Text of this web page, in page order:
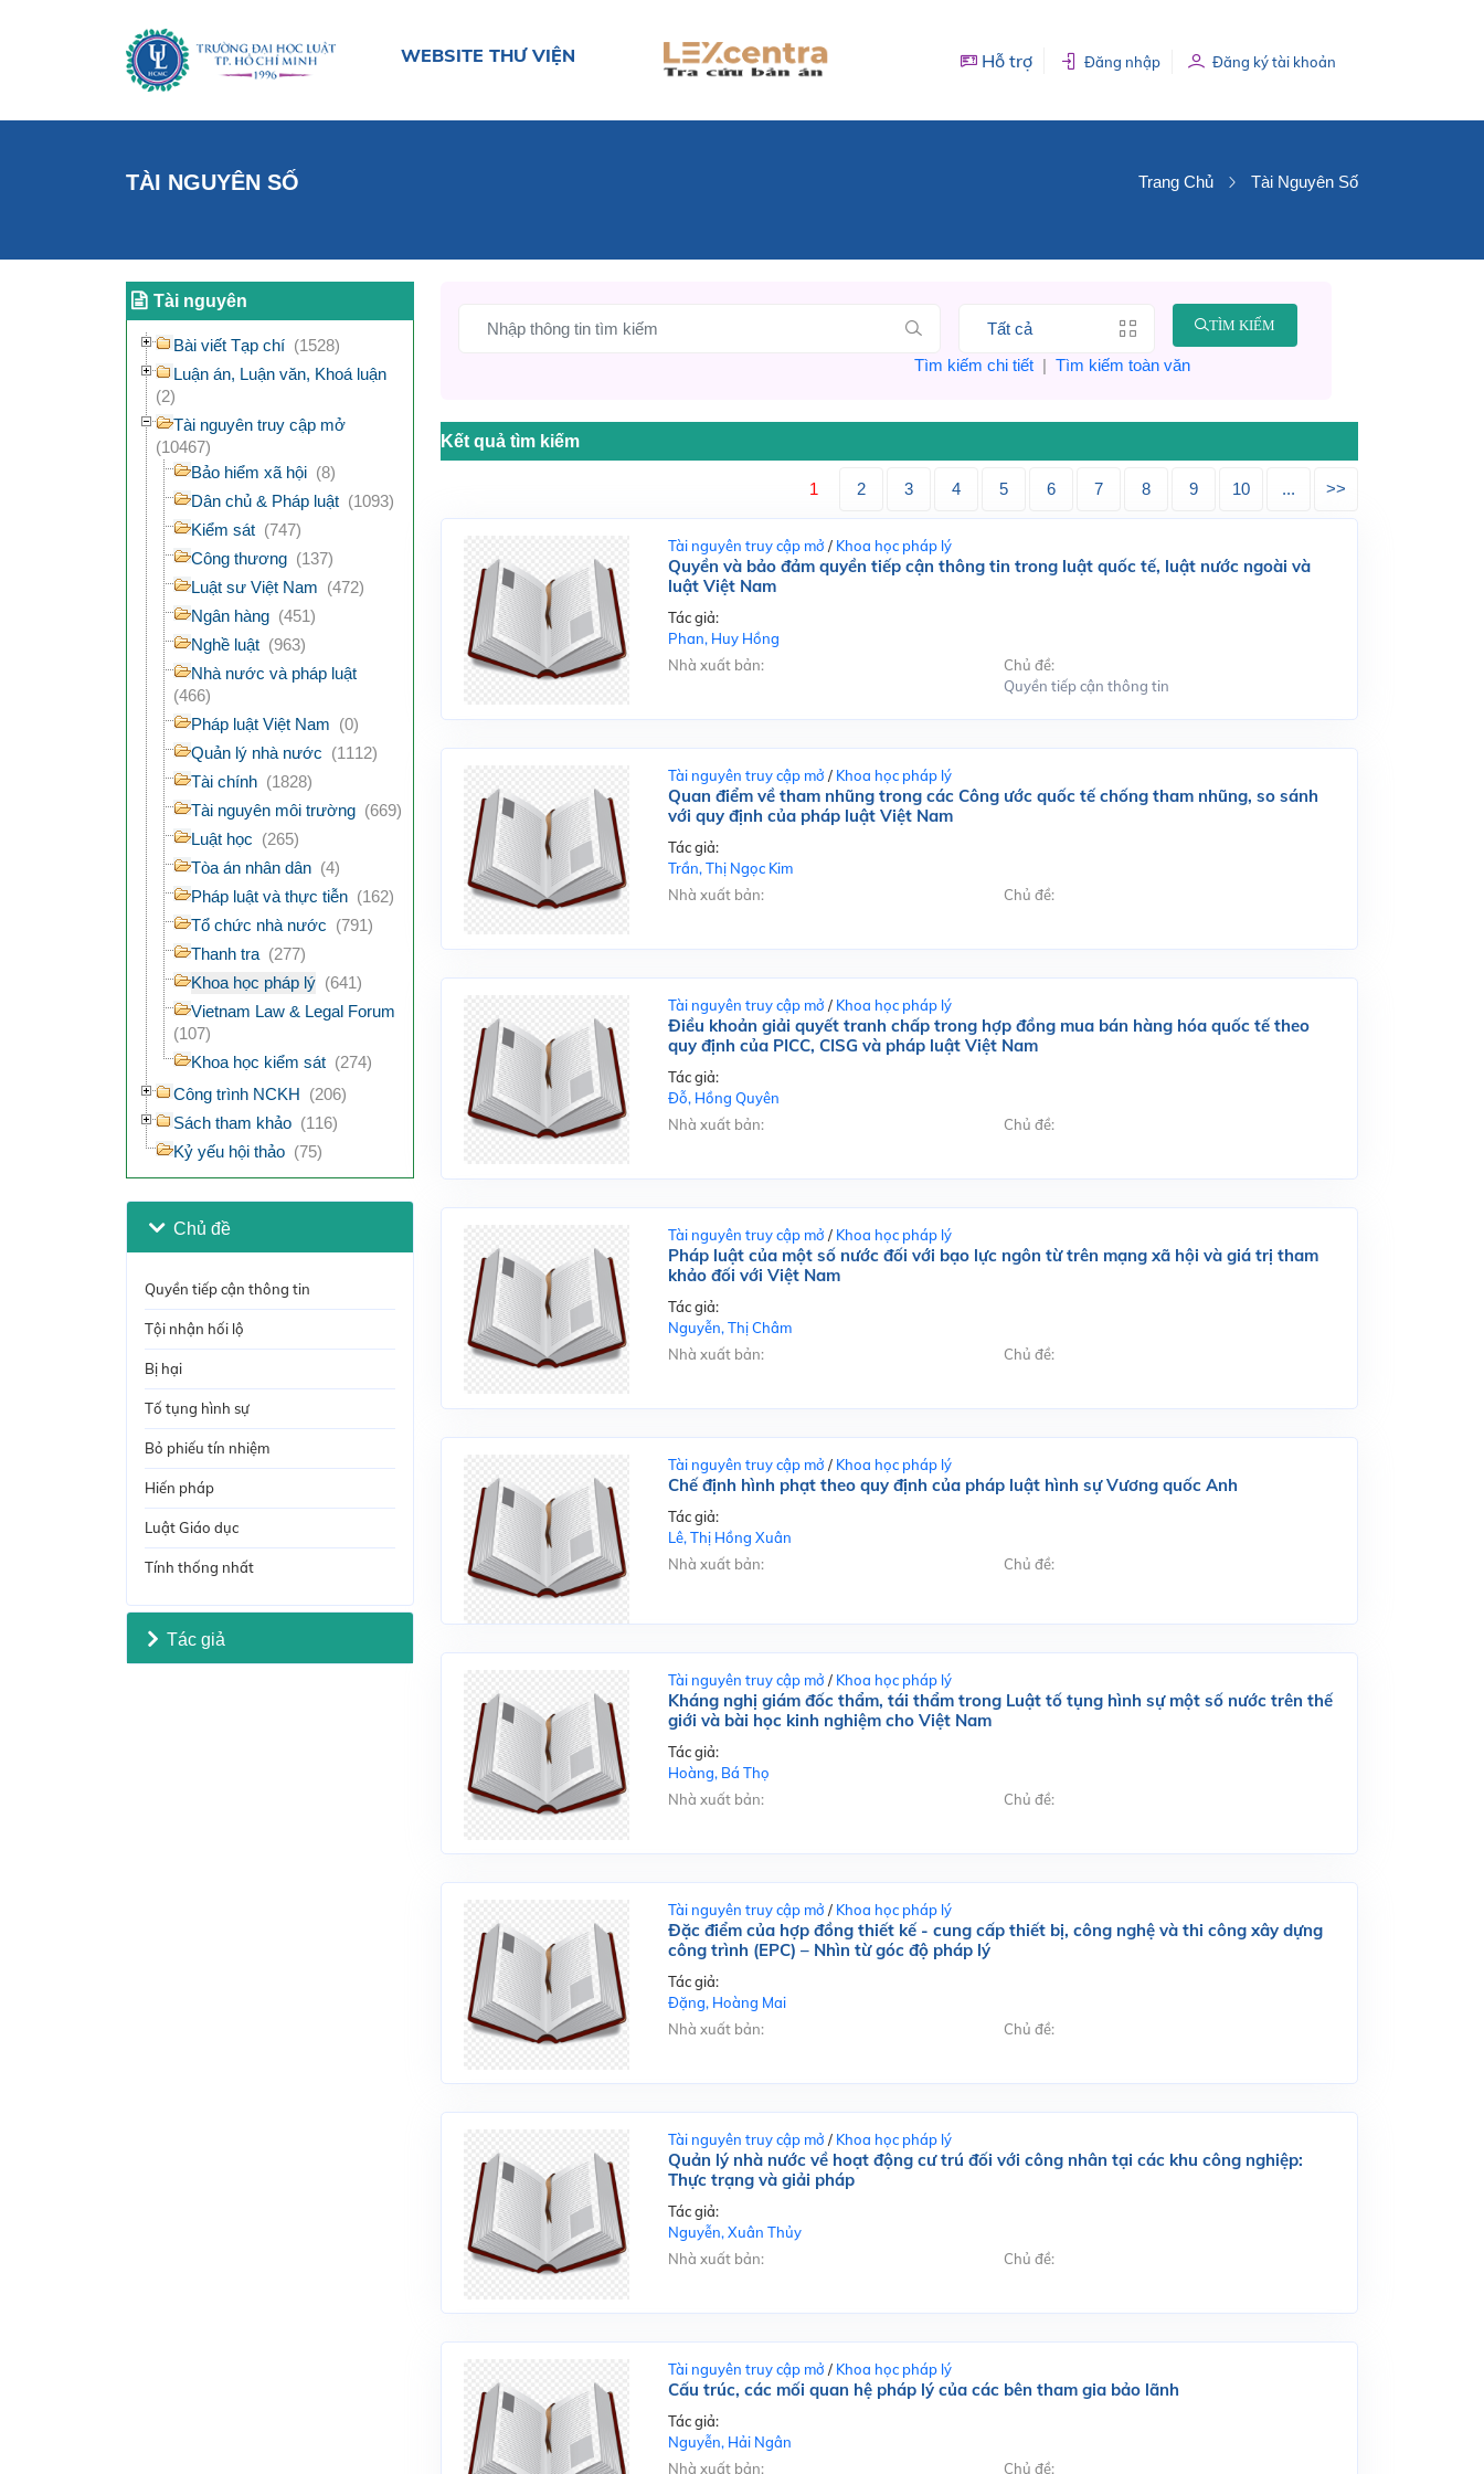
WEBSITE THƯ VIỆN Hỗ trợ Đăng nhập Đăng ký tài khoản
TÀI NGUYÊN SỐ Trang Chủ Tài Nguyên Số
Tài nguyên
Bài viết Tạp chí (1528)
Luận án, Luận văn, Khoá luận
(2)
Tài nguyên truy cập mở
(10467)
Bảo hiểm xã hội (8)
Dân chủ & Pháp luật (1093)
Kiểm sát (747)
Công thương (137)
Luật sư Việt Nam (472)
Ngân hàng (451)
Nghề luật (963)
Nhà nước và pháp luật
(466)
Pháp luật Việt Nam (0)
Quản lý nhà nước (1112)
Tài chính (1828)
Tài nguyên môi trường (669)
Luật học (265)
Tòa án nhân dân (4)
Pháp luật và thực tiễn (162)
Tổ chức nhà nước (791)
Thanh tra (277)
Khoa học pháp lý (641)
Vietnam Law & Legal Forum
(107)
Khoa học kiểm sát (274)
Công trình NCKH (206)
Sách tham khảo (116)
Kỷ yếu hội thảo (75)
Chủ đề
Quyền tiếp cận thông tin
Tội nhận hối lộ
Bị hại
Tố tụng hình sự
Bỏ phiếu tín nhiệm
Hiến pháp
Luật Giáo dục
Tính thống nhất
Tác giả
TÌM KIẾM
Tìm kiếm chi tiết| Tìm kiếm toàn văn
Kết quả tìm kiếm
1 2 3 4 5 6 7 8 9 10 ... >>
Tài nguyên truy cập mở / Khoa học pháp lý
Quyền và bảo đảm quyền tiếp cận thông tin trong luật quốc tế, luật nước ngoài và
luật Việt Nam
Tác giả:
Phan, Huy Hồng
Nhà xuất bản:
Chủ đề:
Quyền tiếp cận thông tin
Tài nguyên truy cập mở / Khoa học pháp lý
Quan điểm về tham nhũng trong các Công ước quốc tế chống tham nhũng, so sánh
với quy định của pháp luật Việt Nam
Tác giả:
Trần, Thị Ngọc Kim
Nhà xuất bản:
Chủ đề:
Tài nguyên truy cập mở / Khoa học pháp lý
Điều khoản giải quyết tranh chấp trong hợp đồng mua bán hàng hóa quốc tế theo
quy định của PICC, CISG và pháp luật Việt Nam
Tác giả:
Đỗ, Hồng Quyên
Nhà xuất bản:
Chủ đề:
Tài nguyên truy cập mở / Khoa học pháp lý
Pháp luật của một số nước đối với bạo lực ngôn từ trên mạng xã hội và giá trị tham
khảo đối với Việt Nam
Tác giả:
Nguyễn, Thị Châm
Nhà xuất bản:
Chủ đề:
Tài nguyên truy cập mở / Khoa học pháp lý
Chế định hình phạt theo quy định của pháp luật hình sự Vương quốc Anh
Tác giả:
Lê, Thị Hồng Xuân
Nhà xuất bản:
Chủ đề:
Tài nguyên truy cập mở / Khoa học pháp lý
Kháng nghị giám đốc thẩm, tái thẩm trong Luật tố tụng hình sự một số nước trên thế
giới và bài học kinh nghiệm cho Việt Nam
Tác giả:
Hoàng, Bá Thọ
Nhà xuất bản:
Chủ đề:
Tài nguyên truy cập mở / Khoa học pháp lý
Đặc điểm của hợp đồng thiết kế - cung cấp thiết bị, công nghệ và thi công xây dựng
công trình (EPC) – Nhìn từ góc độ pháp lý
Tác giả:
Đặng, Hoàng Mai
Nhà xuất bản:
Chủ đề:
Tài nguyên truy cập mở / Khoa học pháp lý
Quản lý nhà nước về hoạt động cư trú đối với công nhân tại các khu công nghiệp:
Thực trạng và giải pháp
Tác giả:
Nguyễn, Xuân Thủy
Nhà xuất bản:
Chủ đề:
Tài nguyên truy cập mở / Khoa học pháp lý
Cấu trúc, các mối quan hệ pháp lý của các bên tham gia bảo lãnh
Tác giả:
Nguyễn, Hải Ngân
Nhà xuất bản:
Chủ đề: